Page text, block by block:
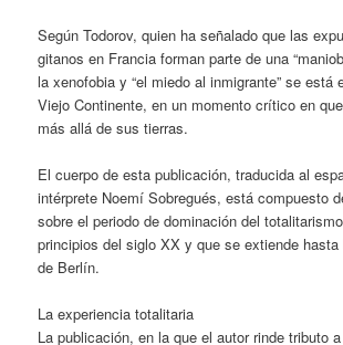
Según Todorov, quien ha señalado que las
gitanos en Francia forman parte de una
la xenofobia y “el miedo al inmigrante” se está
Viejo Continente, en un momento crítico en
más allá de sus tierras.
El cuerpo de esta publicación, traducida al
intérprete Noemí Sobregués, está compuesto
sobre el periodo de dominación del
principios del siglo XX y que se extiende
de Berlín.
La experiencia totalitaria
La publicación, en la que el autor rinde tributo